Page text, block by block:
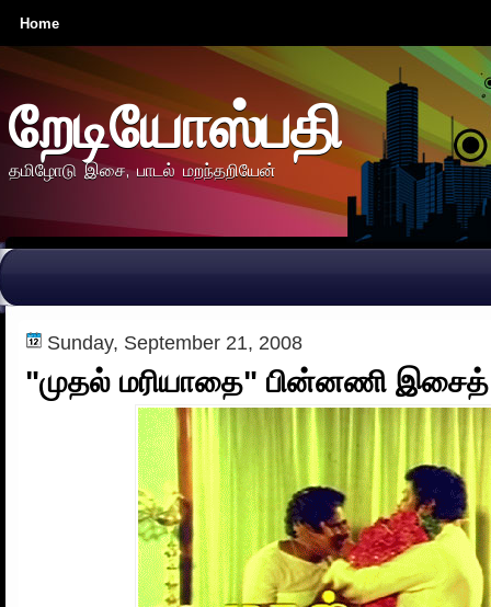
Home
றேடியோஸ்பதி
தமிழோடு இசை, பாடல் மறந்தறியேன்
Sunday, September 21, 2008
"முதல் மரியாதை" பின்னணி இசைத்